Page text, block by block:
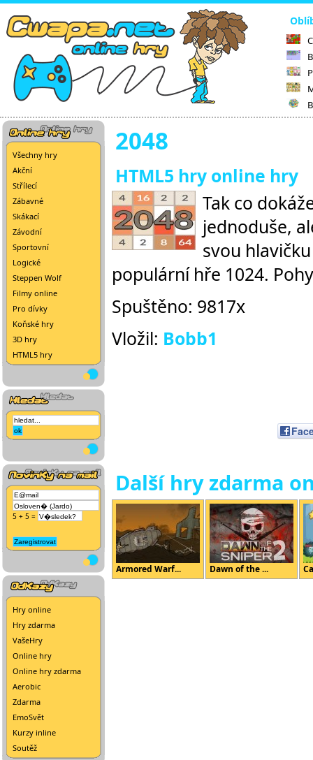
Všechny hry
Akční
Střílecí
Zábavné
Skákací
Závodní
Sportovní
Logické
Steppen Wolf
Filmy online
Pro dívky
Koňské hry
3D hry
HTML5 hry
5 + 5 =
Hry online
Hry zdarma
VašeHry
Online hry
Online hry zdarma
Aerobic
Zdarma
EmoSvět
Kurzy inline
Soutěž
2048
HTML5 hry online hry
Tak co
jednoduše,
svou
populární hře 1024.
Spuštěno: 9817x
Vložil: Bobb1
Další hry zdarma
Armored Warf... Dawn of the ...